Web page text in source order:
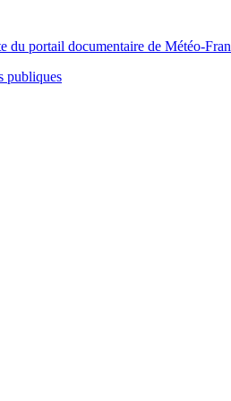
du portail documentaire de Météo-
publiques